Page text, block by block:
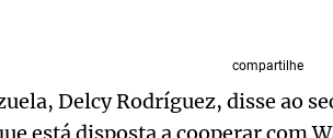
compartilhe
Delcy Rodríguez, disse ao